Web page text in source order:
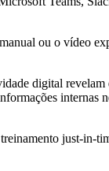
ou o vídeo
digital revelam
internas
just-in-